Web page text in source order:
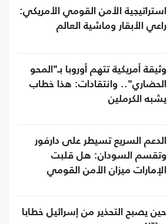
استراتيجية الأمن القومي الأمريكي:
راعي الأبقار وماشية العالم
وثيقة أمريكية تتهم أوروبا بـ"المحو
الحضاري".. وانتقادات: هذا خطاب
يشبه الكرملين
الدعم السريع تسيطر على دارفور
وتقسم السودان: هل قلبت
الإمارات ميزان الأمن القومي
حين يصبح التحذير من إسرائيل خطابا